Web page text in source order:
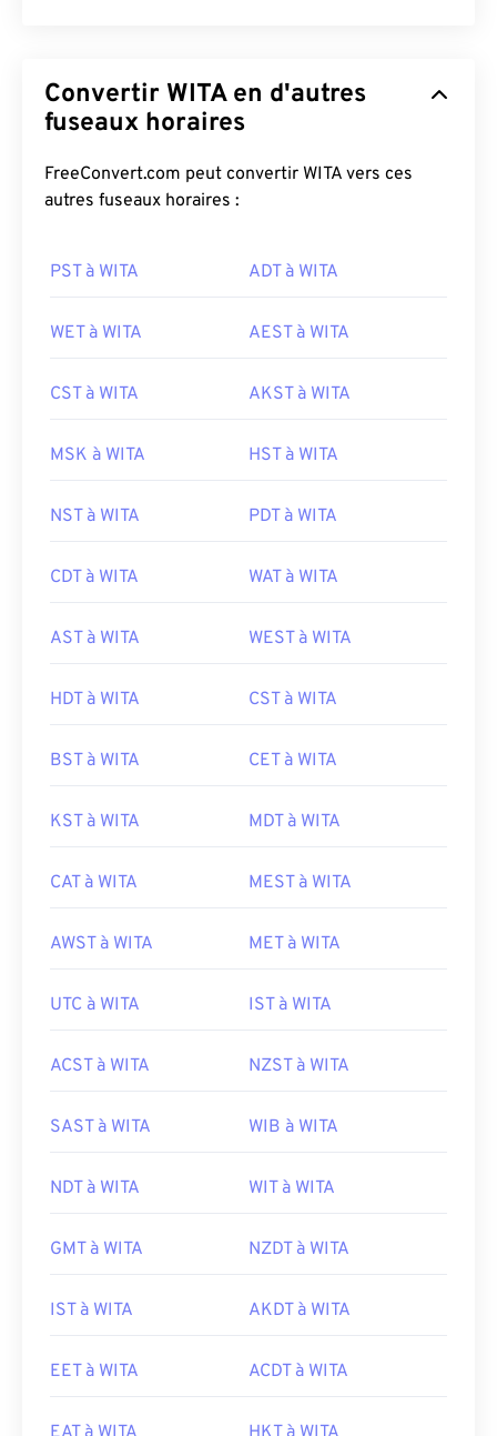
Convertir WITA en d'autres
fuseaux horaires
FreeConvert.com peut convertir WITA vers ces
autres fuseaux horaires :
PST à WITA ADT à WITA
WET à WITA AEST à WITA
CST à WITA AKST à WITA
MSK à WITA HST à WITA
NST à WITA PDT à WITA
CDT à WITA WAT à WITA
AST à WITA WEST à WITA
HDT à WITA CST à WITA
BST à WITA CET à WITA
KST à WITA MDT à WITA
CAT à WITA MEST à WITA
AWST à WITA MET à WITA
UTC à WITA IST à WITA
ACST à WITA NZST à WITA
SAST à WITA WIB à WITA
NDT à WITA WIT à WITA
GMT à WITA NZDT à WITA
IST à WITA AKDT à WITA
EET à WITA ACDT à WITA